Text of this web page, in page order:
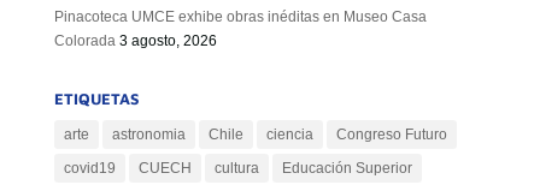
Pinacoteca UMCE exhibe obras inéditas en Museo Casa
Colorada 3 agosto, 2026
ETIQUETAS
arte astronomia Chile ciencia
Congreso Futuro
covid19
CUECH cultura
Educación Superior